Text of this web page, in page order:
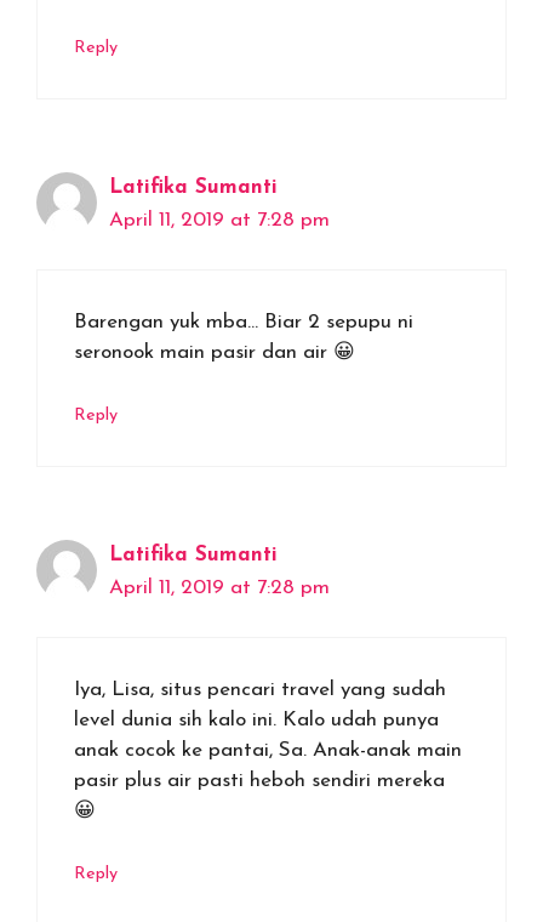
Reply
Latifika Sumanti
April 11, 2019 at 7:28 pm
Barengan yuk mba… Biar 2 sepupu ni
seronook main pasir dan air 😀
Reply
Latifika Sumanti
April 11, 2019 at 7:28 pm
Iya, Lisa, situs pencari travel yang sudah
level dunia sih kalo ini. Kalo udah punya
anak cocok ke pantai, Sa. Anak-anak main
pasir plus air pasti heboh sendiri mereka
😀
Reply